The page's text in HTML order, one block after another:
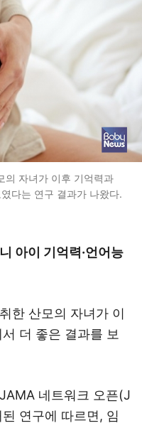
의 자녀가 이후 기억력과
다는 연구 결과가 나왔다.
아이 기억력·언어능
한 산모의 자녀가 이
더 좋은 결과를 보
네트워크 오픈(J
연구에 따르면, 임